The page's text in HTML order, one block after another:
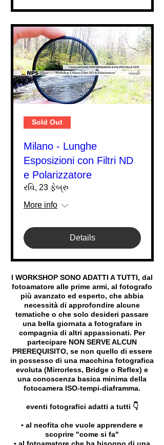
Sold Out
Milano - Lunghe
Esposizioni con Filtri ND
e Polarizzatore
રવિ, 23 ફેબ્રુ
More info
Details
I WORKSHOP SONO ADATTI A TUTTI, dal
fotoamatore alle prime armi, al fotografo
più avanzato ed esperto, che abbia
necessità di approfondire alcune
tematiche o che solo desideri passare
una bella giornata a fotografare in
compagnia di altri appassionati. Per
partecipare NON SERVE ALCUN
PREREQUISITO, se non quello di essere
in possesso di una macchina fotografica
evoluta (Mirrorless, Bridge o Reflex) e
una conoscenza basica minima della
fotocamera ISO-tempi-diaframma.
eventi fotografici adatti a tutti 👇
▪️ al neofita che vuole apprendere e
scoprire "come si fa"